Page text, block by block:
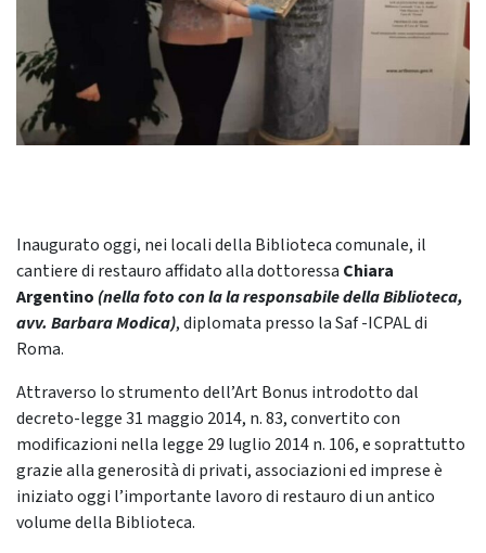
Inaugurato oggi, nei locali della Biblioteca comunale, il
cantiere di restauro affidato alla dottoressa Chiara
Argentino (nella foto con la la responsabile della Biblioteca,
avv. Barbara Modica), diplomata presso la Saf -ICPAL di
Roma.
Attraverso lo strumento dell’Art Bonus introdotto dal
decreto-legge 31 maggio 2014, n. 83, convertito con
modificazioni nella legge 29 luglio 2014 n. 106, e soprattutto
grazie alla generosità di privati, associazioni ed imprese è
iniziato oggi l’importante lavoro di restauro di un antico
volume della Biblioteca.